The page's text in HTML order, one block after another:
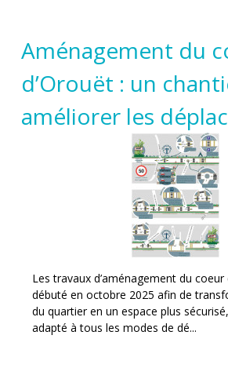
Aménagement du
d’Orouët : un
améliorer les
Les travaux d’aménagement du coeur
débuté en octobre 2025 afin de
du quartier en un espace plus
adapté à tous les modes de dé...